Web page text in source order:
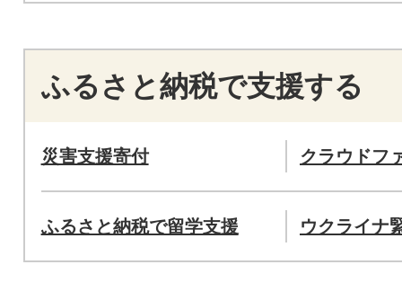
ふるさと納税で支援する
災害支援寄付 クラウドフ
ふるさと納税で留学支援 ウクライナ